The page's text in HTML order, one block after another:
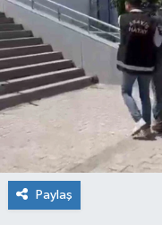
Paylaş